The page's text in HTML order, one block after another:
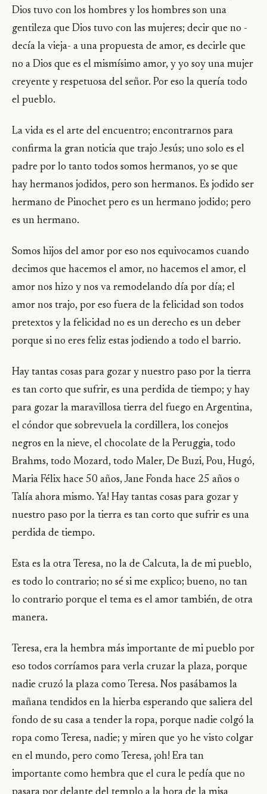
Dios tuvo con los hombres y los hombres son una
gentileza que Dios tuvo con las mujeres; decir que no -
decía la vieja- a una propuesta de amor, es decirle que
no a Dios que es el mismísimo amor, y yo soy una mujer
creyente y respetuosa del señor. Por eso la quería todo
el pueblo.
La vida es el arte del encuentro; encontrarnos para
confirma la gran noticia que trajo Jesús; uno solo es el
padre por lo tanto todos somos hermanos, yo se que
hay hermanos jodidos, pero son hermanos. Es jodido ser
hermano de Pinochet pero es un hermano jodido; pero
es un hermano.
Somos hijos del amor por eso nos equivocamos cuando
decimos que hacemos el amor, no hacemos el amor, el
amor nos hizo y nos va remodelando día por día; el
amor nos trajo, por eso fuera de la felicidad son todos
pretextos y la felicidad no es un derecho es un deber
porque si no eres feliz estas jodiendo a todo el barrio.
Hay tantas cosas para gozar y nuestro paso por la tierra
es tan corto que sufrir, es una perdida de tiempo; y hay
para gozar la maravillosa tierra del fuego en Argentina,
el cóndor que sobrevuela la cordillera, los conejos
negros en la nieve, el chocolate de la Peruggia, todo
Brahms, todo Mozard, todo Maler, De Buzi, Pou, Hugó,
Maria Félix hace 50 años, Jane Fonda hace 25 años o
Talía ahora mismo. Ya! Hay tantas cosas para gozar y
nuestro paso por la tierra es tan corto que sufrir es una
perdida de tiempo.
Esta es la otra Teresa, no la de Calcuta, la de mi pueblo,
es todo lo contrario; no sé si me explico; bueno, no tan
lo contrario porque el tema es el amor también, de otra
manera.
Teresa, era la hembra más importante de mi pueblo por
eso todos corríamos para verla cruzar la plaza, porque
nadie cruzó la plaza como Teresa. Nos pasábamos la
mañana tendidos en la hierba esperando que saliera del
fondo de su casa a tender la ropa, porque nadie colgó la
ropa como Teresa, nadie; y miren que yo he visto colgar
en el mundo, pero como Teresa, ¡oh! Era tan
importante como hembra que el cura le pedía que no